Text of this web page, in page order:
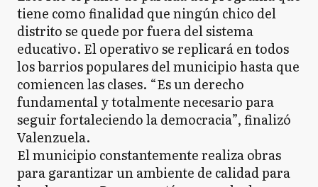
tiene como finalidad que ningún chico del
distrito se quede por fuera del sistema
educativo. El operativo se replicará en todos
los barrios populares del municipio hasta que
comiencen las clases. “Es un derecho
fundamental y totalmente necesario para
seguir fortaleciendo la democracia”, finalizó
Valenzuela.
El municipio constantemente realiza obras
para garantizar un ambiente de calidad para